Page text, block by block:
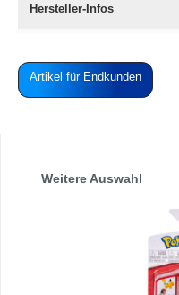
Hersteller-Infos
Artikel für Endkunden
Produktgalerie überspringen
Weitere Auswahl